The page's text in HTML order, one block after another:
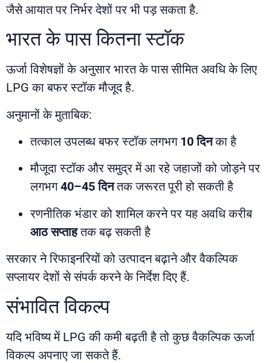
जैसे आयात पर निर्भर देशों पर भी पड़ सकता है.
भारत के पास कितना स्टॉक
ऊर्जा विशेषज्ञों के अनुसार भारत के पास सीमित अवधि के लिए
LPG का बफर स्टॉक मौजूद है.
अनुमानों के मुताबिक:
तत्काल उपलब्ध बफर स्टॉक लगभग 10 दिनका है
मौजूदा स्टॉक और समुद्र में आ रहे जहाजों को जोड़ने पर
लगभग40–45 दिनतक जरूरत पूरी हो सकती है
रणनीतिक भंडार को शामिल करने पर यह अवधि करीब
आठ सप्ताहतक बढ़ सकती है
सरकार ने रिफाइनरियों को उत्पादन बढ़ाने और वैकल्पिक
सप्लायर देशों से संपर्क करने के निर्देश दिए हैं.
संभावित विकल्प
यदि भविष्य में LPG की कमी बढ़ती है तो कुछ वैकल्पिक ऊर्जा
विकल्प अपनाए जा सकते हैं.